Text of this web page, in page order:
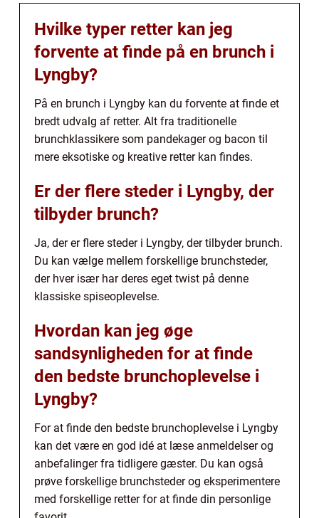
Hvilke typer retter kan jeg
forvente at finde på en brunch i
Lyngby?
På en brunch i Lyngby kan du forvente at finde et
bredt udvalg af retter. Alt fra traditionelle
brunchklassikere som pandekager og bacon til
mere eksotiske og kreative retter kan findes.
Er der flere steder i Lyngby, der
tilbyder brunch?
Ja, der er flere steder i Lyngby, der tilbyder brunch.
Du kan vælge mellem forskellige brunchsteder,
der hver især har deres eget twist på denne
klassiske spiseoplevelse.
Hvordan kan jeg øge
sandsynligheden for at finde
den bedste brunchoplevelse i
Lyngby?
For at finde den bedste brunchoplevelse i Lyngby
kan det være en god idé at læse anmeldelser og
anbefalinger fra tidligere gæster. Du kan også
prøve forskellige brunchsteder og eksperimentere
med forskellige retter for at finde din personlige